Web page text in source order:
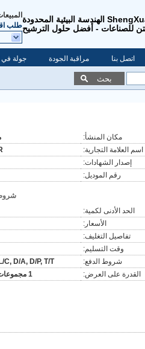
للصناعات - أفضل حلول الترشيحطلب
جولة في مراقبة الجودة اتصل بنا
بحث
مكان المنشأ:
اسم العلامة التجارية:
إصدار الشهادات:
رقم الموديل:
الحد الأدنى لكمية:
الأسعار:
تفاصيل التغليف:
وقت التسليم:
شروط الدفع:
L/C, D/A, D/P, T/T, ويسترن يونيون
القدرة على العرض:
1 مجموعات في اليوم الواحد